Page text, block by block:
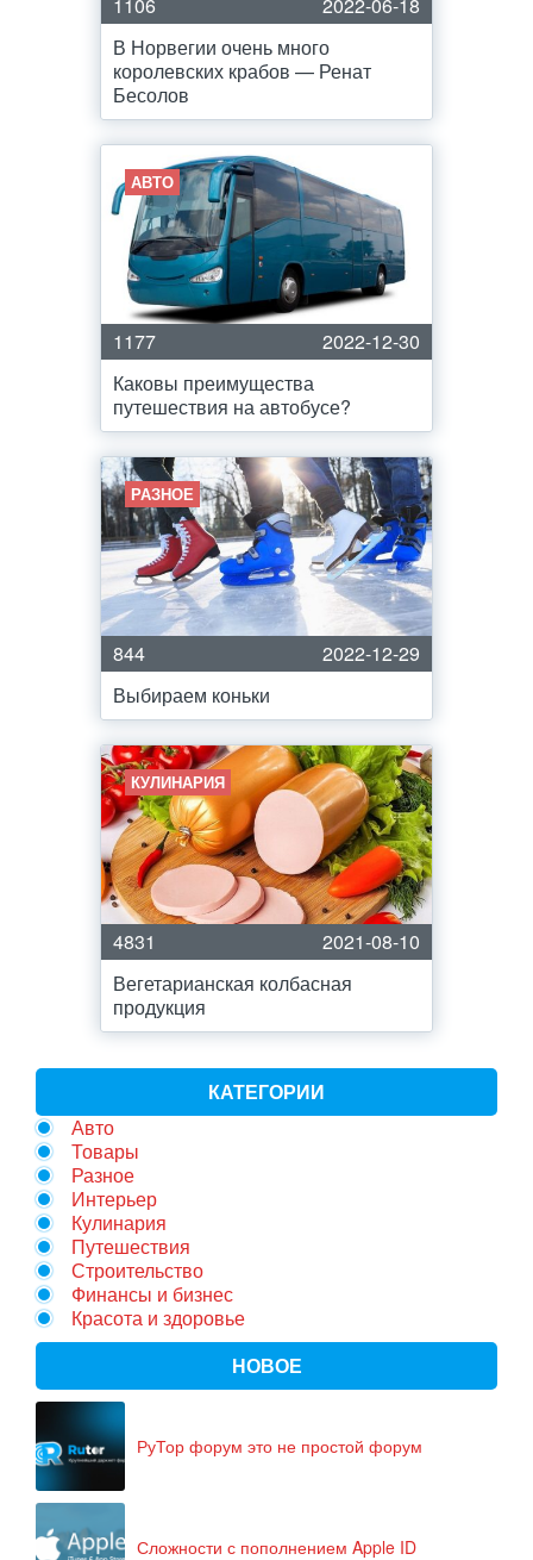
В Норвегии очень много
королевских крабов — Ренат
Бесолов
АВТО
1177
2022-12-30
Каковы преимущества
путешествия на автобусе?
РАЗНОЕ
844
2022-12-29
Выбираем коньки
КУЛИНАРИЯ
4831
2021-08-10
Вегетарианская колбасная
продукция
КАТЕГОРИИ
Авто
Товары
Разное
Интерьер
Кулинария
Путешествия
Строительство
Финансы и бизнес
Красота и здоровье
НОВОЕ
РуТор форум это не простой форум
Сложности с пополнением Apple ID